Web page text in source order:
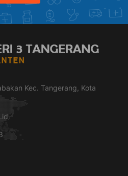
Kec. Tangerang, Kota